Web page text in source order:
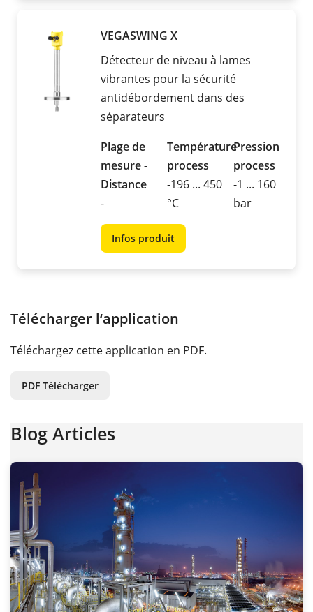
VEGASWING X
Détecteur de niveau à lames
vibrantes pour la sécurité
antidébordement dans des
séparateurs
Plage de
mesure -
Distance
-
Température
process
-196 ... 450
°C
Pression
process
-1 ... 160
bar
Infos produit
Télécharger l‘application
Téléchargez cette application en PDF.
PDF Télécharger
Blog Articles